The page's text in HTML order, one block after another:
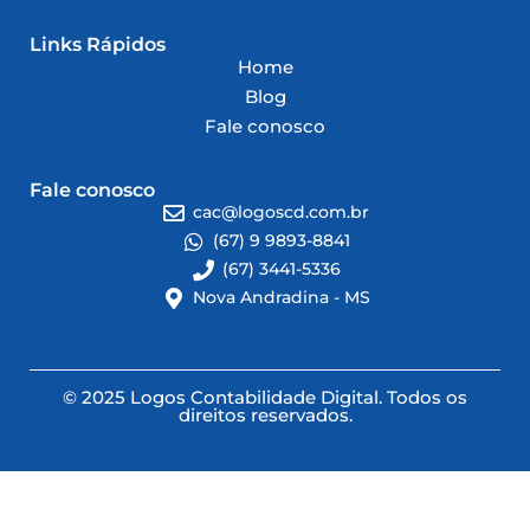
Links Rápidos
Home
Blog
Fale conosco
Fale conosco
cac@logoscd.com.br
(67) 9 9893-8841
(67) 3441-5336
Nova Andradina - MS
© 2025 Logos Contabilidade Digital. Todos os
direitos reservados.